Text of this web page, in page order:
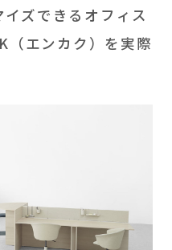
ズできるオフィス
（エンカク）を実際